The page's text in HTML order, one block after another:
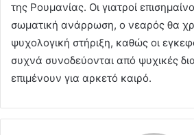
της Ρουμανίας. Οι γιατροί
σωματική ανάρρωση, ο νεαρός θα
ψυχολογική στήριξη, καθώς οι
συχνά συνοδεύονται από ψυχικές
επιμένουν για αρκετό καιρό.